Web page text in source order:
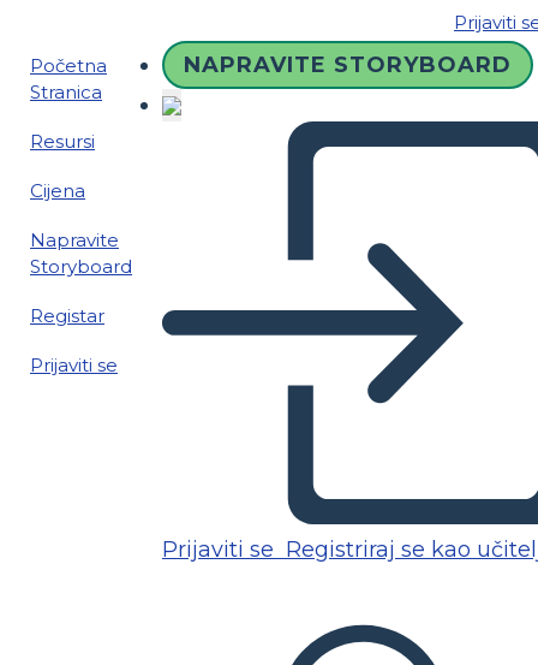
Prijaviti
Početna
Stranica
Resursi
Cijena
Napravite
Storyboard
Registar
Prijaviti se
NAPRAVITE STORYBOARD
Prijaviti se Registriraj se kao